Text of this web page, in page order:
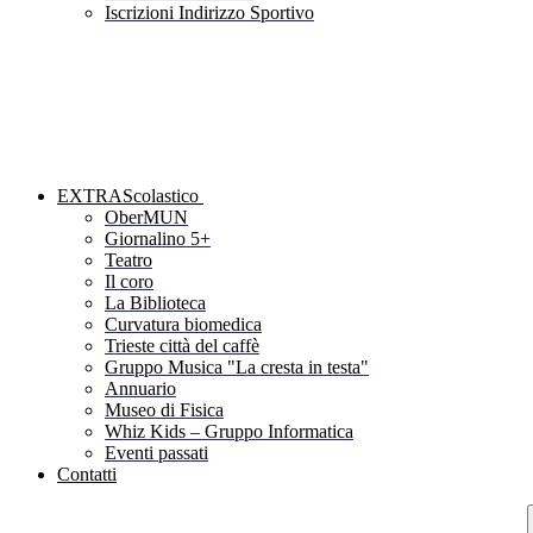
Iscrizioni Indirizzo Sportivo
EXTRAScolastico
OberMUN
Giornalino 5+
Teatro
Il coro
La Biblioteca
Curvatura biomedica
Trieste città del caffè
Gruppo Musica "La cresta in testa"
Annuario
Museo di Fisica
Whiz Kids – Gruppo Informatica
Eventi passati
Contatti